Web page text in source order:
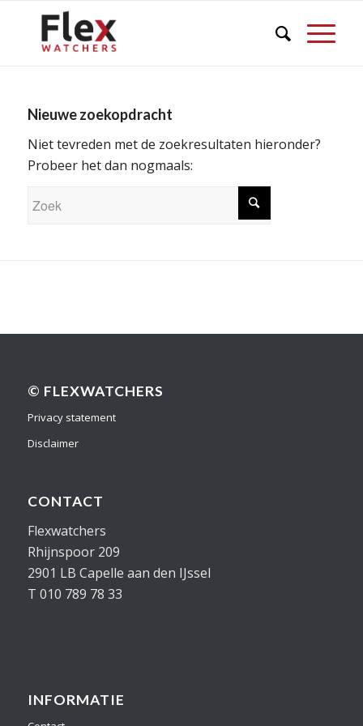
Nieuwe zoekopdracht
Niet tevreden met de zoekresultaten hieronder?
Probeer het dan nogmaals:
© FLEXWATCHERS
Privacy statement
Disclaimer
CONTACT
Flexwatchers
Rhijnspoor 209
2901 LB Capelle aan den IJssel
T 010 789 78 33
INFORMATIE